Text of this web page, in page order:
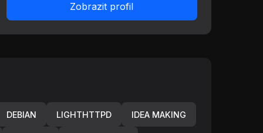
Zobrazit profil
DEBIAN LIGHTHTTPD IDEA MAKING